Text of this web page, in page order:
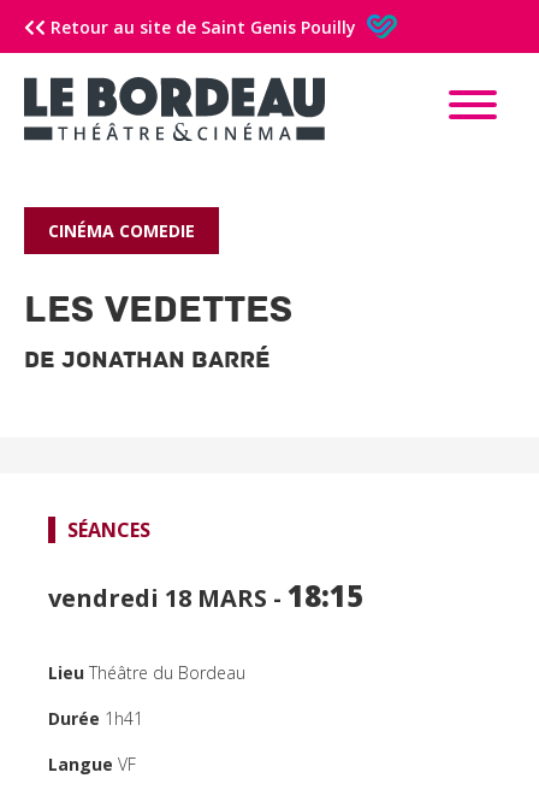
Retour au site de Saint Genis Pouilly
CINÉMA COMEDIE
Les vedettes
De Jonathan Barré
SÉANCES
vendredi 18 MARS - 18:15
Lieu Théâtre du Bordeau
Durée 1h41
Langue VF